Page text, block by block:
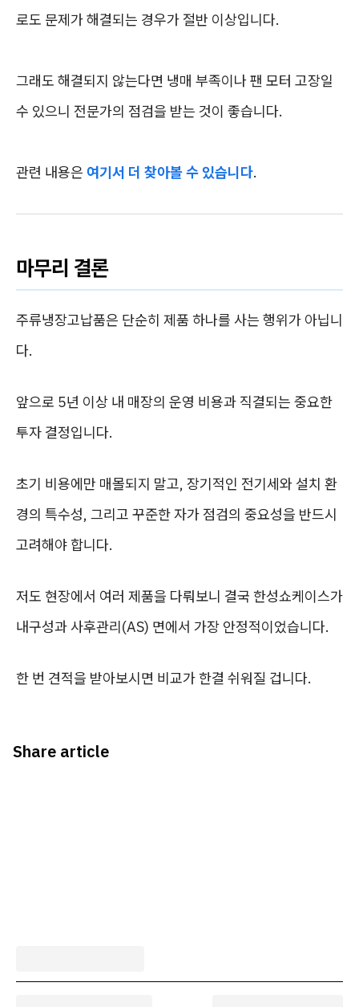
로도 문제가 해결되는 경우가 절반 이상입니다.
그래도 해결되지 않는다면 냉매 부족이나 팬 모터 고장일
수 있으니 전문가의 점검을 받는 것이 좋습니다.
관련 내용은 여기서 더 찾아볼 수 있습니다.
마무리 결론
주류냉장고납품은 단순히 제품 하나를 사는 행위가 아닙니
다.
앞으로 5년 이상 내 매장의 운영 비용과 직결되는 중요한
투자 결정입니다.
초기 비용에만 매몰되지 말고, 장기적인 전기세와 설치 환
경의 특수성, 그리고 꾸준한 자가 점검의 중요성을 반드시
고려해야 합니다.
저도 현장에서 여러 제품을 다뤄보니 결국 한성쇼케이스가
내구성과 사후관리(AS) 면에서 가장 안정적이었습니다.
한 번 견적을 받아보시면 비교가 한결 쉬워질 겁니다.
Share article